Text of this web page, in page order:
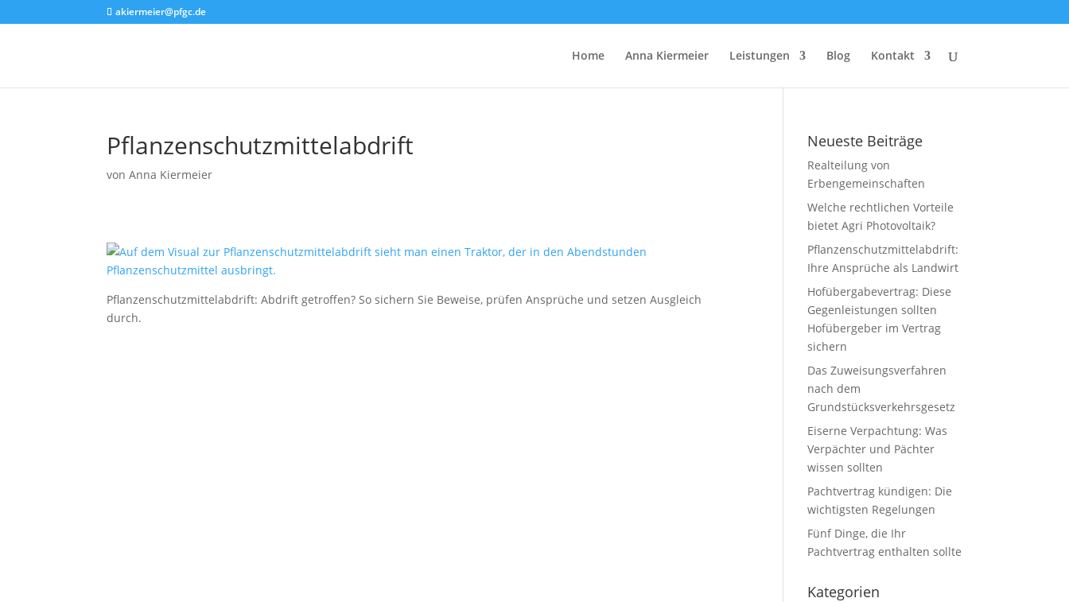
akiermeier@pfgc.de
Home Anna Kiermeier Leistungen Blog Kontakt
Pflanzenschutzmittelabdrift
vonAnna Kiermeier
Pflanzenschutzmittelabdrift: Abdrift getroffen? So sichern Sie Beweise, prüfen Ansprüche und setzen Ausgleich
durch.
Neueste Beiträge
Realteilung von
Erbengemeinschaften
Welche rechtlichen Vorteile
bietet Agri Photovoltaik?
Pflanzenschutzmittelabdrift:
Ihre Ansprüche als Landwirt
Hofübergabevertrag: Diese
Gegenleistungen sollten
Hofübergeber im Vertrag
sichern
Das Zuweisungsverfahren
nach dem
Grundstücksverkehrsgesetz
Eiserne Verpachtung: Was
Verpächter und Pächter
wissen sollten
Pachtvertrag kündigen: Die
wichtigsten Regelungen
Fünf Dinge, die Ihr
Pachtvertrag enthalten sollte
Kategorien